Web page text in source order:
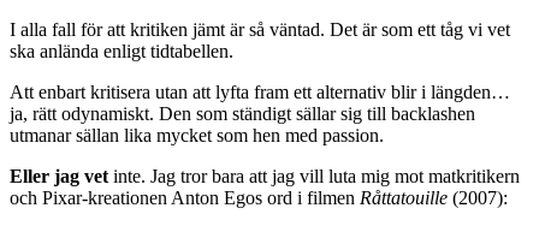
I alla fall för att kritiken jämt är så väntad. Det är som ett tåg vi vet
ska anlända enligt tidtabellen.
Att enbart kritisera utan att lyfta fram ett alternativ blir i längden…
ja, rätt odynamiskt. Den som ständigt sällar sig till backlashen
utmanar sällan lika mycket som hen med passion.
Eller jag vet inte. Jag tror bara att jag vill luta mig mot matkritikern
och Pixar-kreationen Anton Egos ord i filmen Råttatouille (2007):